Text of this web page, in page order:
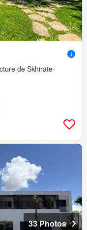
de Skhirate-
33 Photos